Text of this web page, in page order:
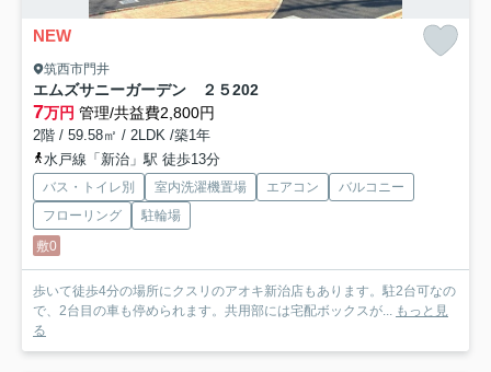
NEW
筑西市門井
エムズサニーガーデン ２５202
7万円 管理/共益費2,800円
2階 / 59.58㎡ / 2LDK /築1年
水戸線「新治」駅 徒歩13分
バス・トイレ別 室内洗濯機置場 エアコン
バルコニー
フローリング
駐輪場
敷0
歩いて徒歩4分の場所にクスリのアオキ新治店もあります。駐2台可なの
で、2台目の車も停められます。共用部には宅配ボックスが... もっと見
る